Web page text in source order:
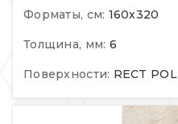
Форматы, см: 160х320
Толщина, мм: 6
Поверхности: RECT POL